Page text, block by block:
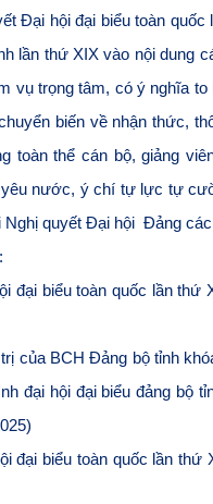
Đại hội đại biểu toàn quốc
lần thứ XIX vào nội dung
vụ trọng tâm, có ý nghĩa
biến về nhận thức,
toàn thể cán bộ, giảng
yêu nước, ý chí tự lực tự
Nghị quyết Đại hội Đảng
đại biểu toàn quốc lần thứ
của BCH Đảng bộ tỉnh
đại hội đại biểu đảng bộ
đại biểu toàn quốc lần thứ